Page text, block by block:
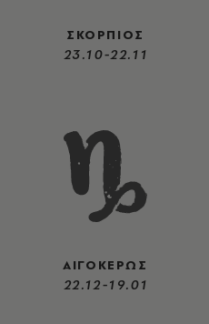
ΣΚΟΡΠΙΟΣ
23.10-22.11
ΑΙΓΟΚΕΡΩΣ
22.12-19.01